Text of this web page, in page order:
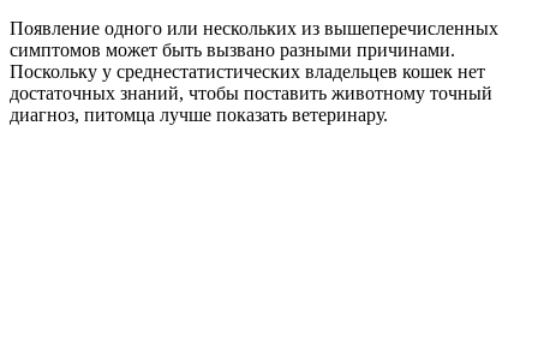
Появление одного или нескольких из вышеперечисленных
симптомов может быть вызвано разными причинами.
Поскольку у среднестатистических владельцев кошек нет
достаточных знаний, чтобы поставить животному точный
диагноз, питомца лучше показать ветеринару.